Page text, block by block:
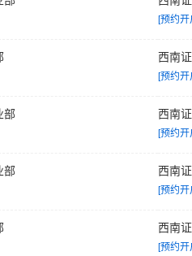
[预约开
西南
[预约开
部 西南
[预约开
部 西南
[预约开
西南
[预约开